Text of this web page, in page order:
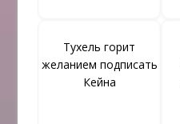
Тухель горит
желанием подписать
Кейна